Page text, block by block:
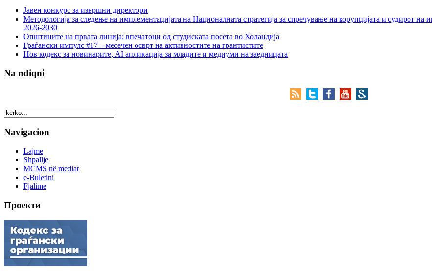
Јавен конкурс за извршни директори
Методологија за следење на имплементацијата на Националната стратегија за спречување на корупцијата и судирот
2026-2030
Општините на првата линија: впечатоци од студиската посета во Холандија
Граѓански импулс #17 – месечен осврт на активностите на грантистите
Нов кодекс за новинарите, AI апликација за младите и медиуми на заедницата
Na ndiqni
Navigacion
Lajme
Shpallje
MCMS në mediat
e-Buletini
Fjalime
Проекти